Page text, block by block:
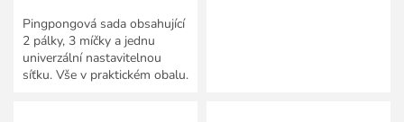
Pingpongová sada obsahující
2 pálky, 3 míčky a jednu
univerzální nastavitelnou
síťku. Vše v praktickém obalu.